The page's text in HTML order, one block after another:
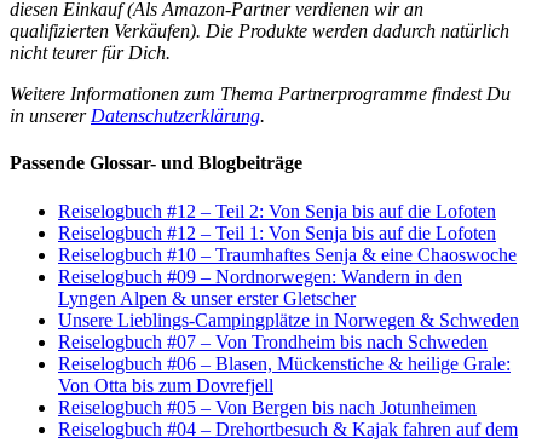
diesen Einkauf (Als Amazon-Partner verdienen wir an
qualifizierten Verkäufen). Die Produkte werden dadurch natürlich
nicht teurer für Dich.
Weitere Informationen zum Thema Partnerprogramme findest Du
in unserer Datenschutzerklärung.
Passende Glossar- und Blogbeiträge
Reiselogbuch #12 – Teil 2: Von Senja bis auf die Lofoten
Reiselogbuch #12 – Teil 1: Von Senja bis auf die Lofoten
Reiselogbuch #10 – Traumhaftes Senja & eine Chaoswoche
Reiselogbuch #09 – Nordnorwegen: Wandern in den
Lyngen Alpen & unser erster Gletscher
Unsere Lieblings-Campingplätze in Norwegen & Schweden
Reiselogbuch #07 – Von Trondheim bis nach Schweden
Reiselogbuch #06 – Blasen, Mückenstiche & heilige Grale:
Von Otta bis zum Dovrefjell
Reiselogbuch #05 – Von Bergen bis nach Jotunheimen
Reiselogbuch #04 – Drehortbesuch & Kajak fahren auf dem